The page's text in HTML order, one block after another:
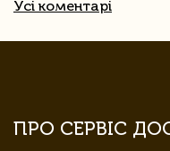
Усі коментарі
ПРО СЕРВІС